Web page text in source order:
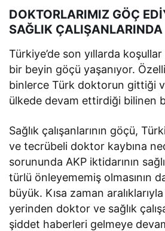
DOKTORLARIMIZ GÖÇ
SAĞLIK ÇALIŞANLARINDA
Türkiye’de son yıllarda
bir beyin göçü yaşanıyor.
binlerce Türk doktorun gittiği
ülkede devam ettirdiği bilinen
Sağlık çalışanlarının göçü,
ve tecrübeli doktor kaybına
sorununda AKP iktidarının
türlü önleyememiş olmasının
büyük. Kısa zaman
yerinden doktor ve sağlık
şiddet haberleri gelmeye